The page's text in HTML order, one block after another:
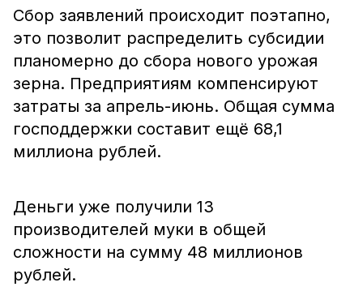
Сбор заявлений происходит поэтапно,
это позволит распределить субсидии
планомерно до сбора нового урожая
зерна. Предприятиям компенсируют
затраты за апрель-июнь. Общая сумма
господдержки составит ещё 68,1
миллиона рублей.
Деньги уже получили 13
производителей муки в общей
сложности на сумму 48 миллионов
рублей.